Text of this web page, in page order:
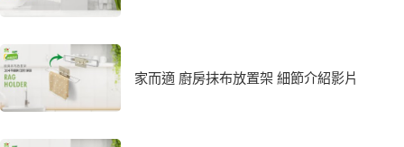
家而適 廚房抹布放置架 細節介紹影片